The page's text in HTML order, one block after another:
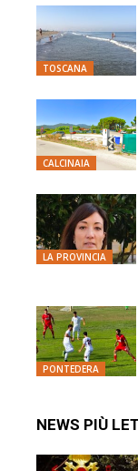
TOSCANA
CALCINAIA
LA PROVINCIA
PONTEDERA
NEWS PIÙ